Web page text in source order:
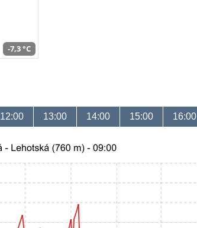
-7,3 °C
12:00 13:00 14:00 15:00 16:00